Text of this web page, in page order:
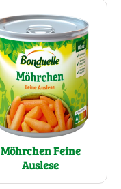
Möhrchen Feine
Auslese